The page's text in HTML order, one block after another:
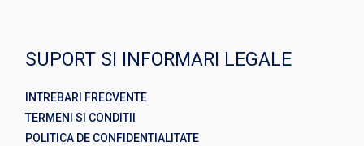
SUPORT SI INFORMARI LEGALE
INTREBARI FRECVENTE
TERMENI SI CONDITII
POLITICA DE CONFIDENTIALITATE